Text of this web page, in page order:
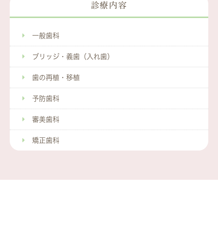
診療内容
一般歯科
ブリッジ・義歯（入れ歯）
歯の再植・移植
予防歯科
審美歯科
矯正歯科